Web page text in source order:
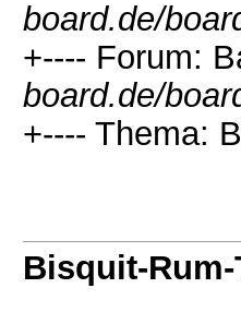
board.de/
+---- Forum:
board.de/
+---- Thema:
Bisquit-Rum-